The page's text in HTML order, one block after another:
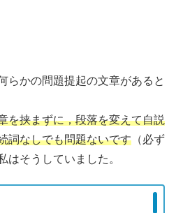
らかの問題提起の文章があると
を挟まずに，段落を変えて自説
詞なしでも問題ないです （必ず
はそうしていました。